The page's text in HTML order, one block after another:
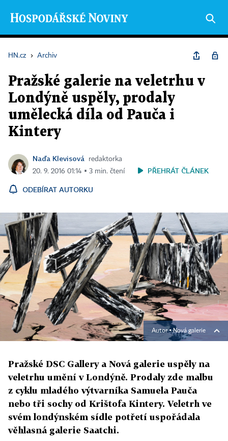
HN.cz › Archiv
Pražské galerie na veletrhu v
Londýně uspěly, prodaly
umělecká díla od Pauča i
Kintery
Naďa Klevisová
redaktorka
20. 9. 2016 01:14 ▪ 3 min. čtení
PŘEHRÁT ČLÁNEK
ODEBÍRAT AUTORKU
Autor ▪Nová galerie
Pražské DSC Gallery a Nová galerie uspěly na
veletrhu umění v Londýně. Prodaly zde malbu
z cyklu mladého výtvarníka Samuela Pauča
nebo tři sochy od Krištofa Kintery. Veletrh ve
svém londýnském sídle potřetí uspořádala
věhlasná galerie Saatchi.